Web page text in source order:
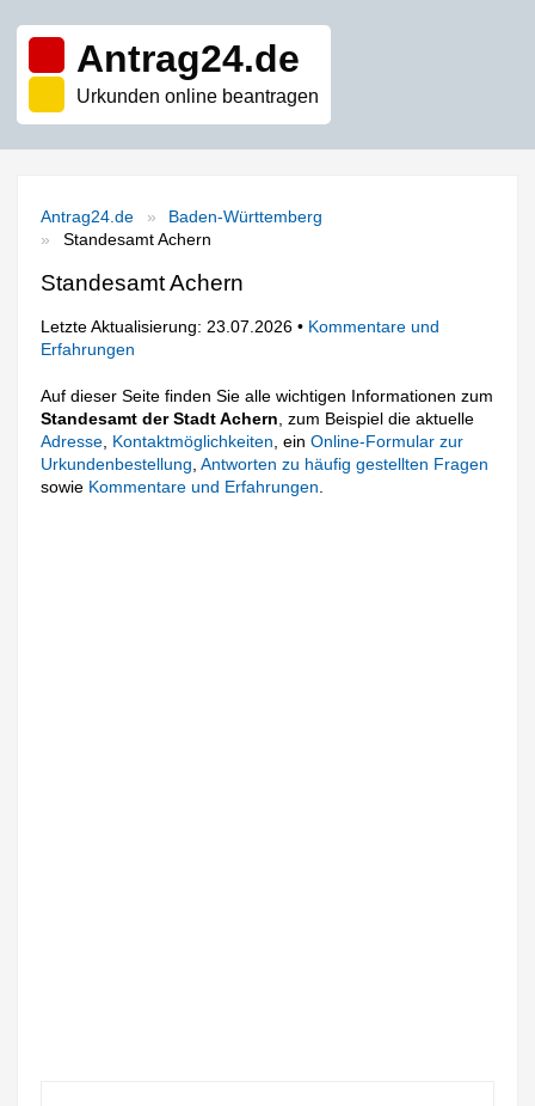
Antrag24.de
Urkunden online beantragen
Antrag24.de
Baden-Württemberg
Standesamt Achern
Standesamt Achern
Letzte Aktualisierung: 23.07.2026 • Kommentare und
Erfahrungen
Auf dieser Seite finden Sie alle wichtigen Informationen zum
Standesamt der Stadt Achern , zum Beispiel die aktuelle
Adresse Kontaktmöglichkeiten , einOnline-Formular zur
Urkundenbestellung ,Antworten zu häufig gestellten Fragen
sowie Kommentare und Erfahrungen